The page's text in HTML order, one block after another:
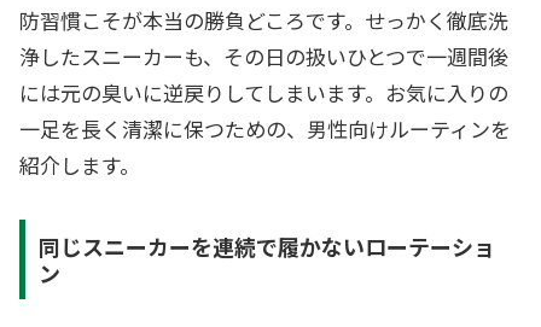
防習慣こそが本当の勝負どころです。せっかく徹底洗
浄したスニーカーも、その日の扱いひとつで一週間後
には元の臭いに逆戻りしてしまいます。お気に入りの
一足を長く清潔に保つための、男性向けルーティンを
紹介します。
同じスニーカーを連続で履かないローテーショ
ン